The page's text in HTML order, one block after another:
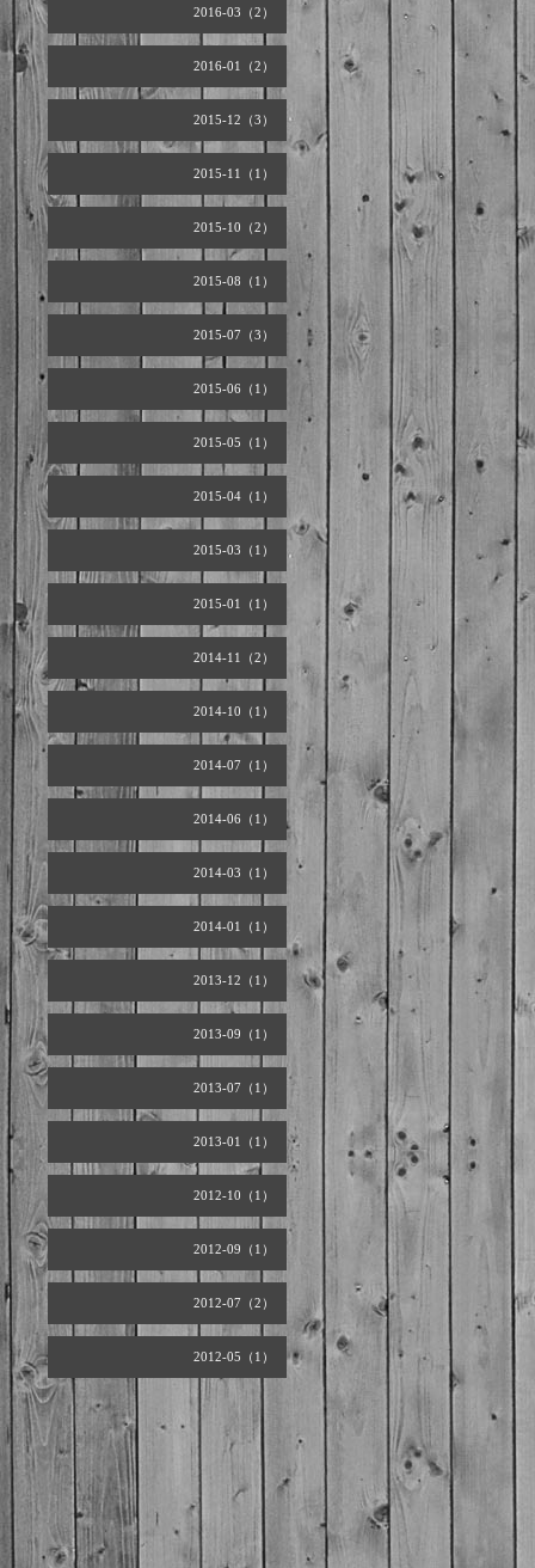
2016-03（2）
2016-01（2）
2015-12（3）
2015-11（1）
2015-10（2）
2015-08（1）
2015-07（3）
2015-06（1）
2015-05（1）
2015-04（1）
2015-03（1）
2015-01（1）
2014-11（2）
2014-10（1）
2014-07（1）
2014-06（1）
2014-03（1）
2014-01（1）
2013-12（1）
2013-09（1）
2013-07（1）
2013-01（1）
2012-10（1）
2012-09（1）
2012-07（2）
2012-05（1）